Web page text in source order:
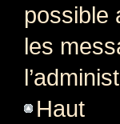
possible
les
Haut